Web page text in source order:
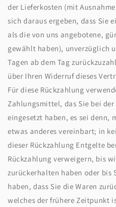
der Lieferkosten (mit
sich daraus ergeben, dass Sie
als die von uns angebotene,
gewählt haben), unverzüglich
Tagen ab dem Tag
über Ihren Widerruf dieses
Für diese Rückzahlung
Zahlungsmittel, das Sie bei
eingesetzt haben, es sei denn,
etwas anderes vereinbart; in
dieser Rückzahlung Entgelte
Rückzahlung verweigern, bis
zurückerhalten haben oder bis
haben, dass Sie die Waren
welches der frühere Zeitpunkt